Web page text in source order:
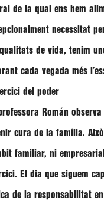
de la qual ens hem
necessitat
qualitats de vida, tenim
cada vegada més
del poder
Román
cura de la família.
familiar, ni
El dia que siguem
de la responsabilitat